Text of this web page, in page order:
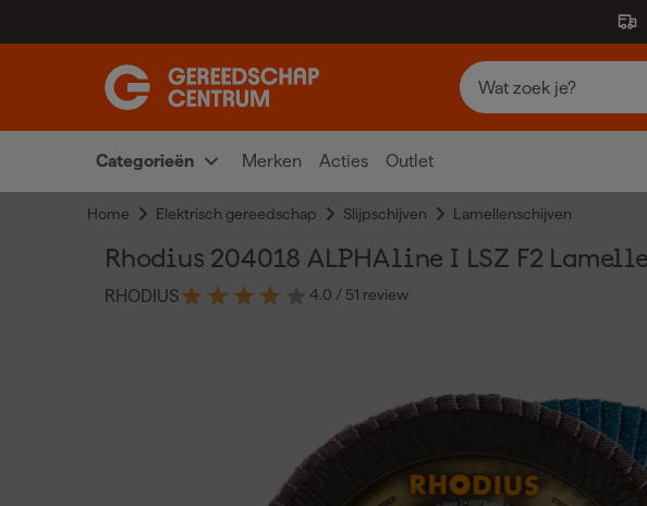
Categorieën Merken Acties Outlet
Home Elektrisch gereedschap Slijpschijven Lamellenschijven
Rhodius 204018 ALPHAline I LSZ F2
RHODIUS 4.0 / 51 review